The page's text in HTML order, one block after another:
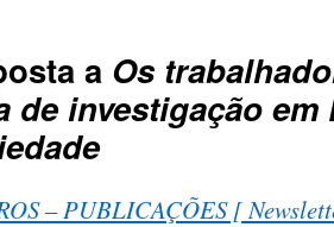
a Os
de investigação
– PUBLICAÇÕES [